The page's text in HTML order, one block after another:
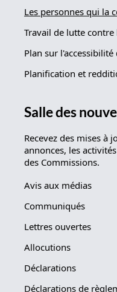
Les personnes qui la
Travail de lutte contre
Plan sur
Planification et
Salle des
Recevez des mises à
annonces, les
des Commissions.
Avis aux médias
Communiqués
Lettres ouvertes
Allocutions
Déclarations
Déclarations de